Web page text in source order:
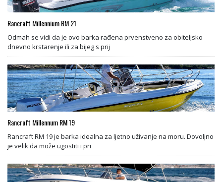
Rancraft Millennium RM 21
Odmah se vidi da je ovo barka rađena prvenstveno za obiteljsko
dnevno krstarenje ili za bijeg s prij
Rancraft Millennum RM 19
Rancraft RM 19 je barka idealna za ljetno uživanje na moru. Dovoljno
je velik da može ugostiti i pri